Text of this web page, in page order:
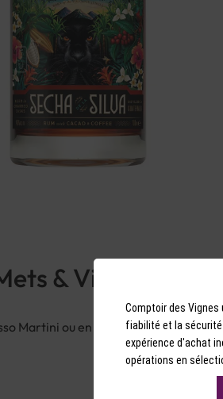
& Vins
Martini ou en dégustation lente
Comptoir des
fiabilité et la
expérience d'achat
opérations en